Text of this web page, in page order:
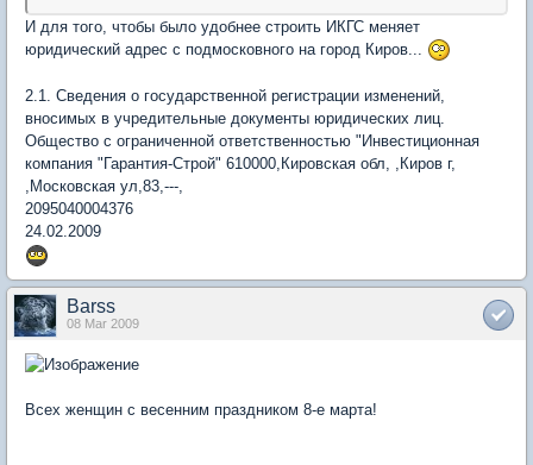
И для того, чтобы было удобнее строить ИКГС меняет
юридический адрес с подмосковного на город Киров...
2.1. Сведения о государственной регистрации изменений,
вносимых в учредительные документы юридических лиц.
Общество с ограниченной ответственностью "Инвестиционная
компания "Гарантия-Строй" 610000,Кировская обл, ,Киров г,
,Московская ул,83,---,
2095040004376
24.02.2009
Barss
08 Mar 2009
Всех женщин с весенним праздником 8-е марта!